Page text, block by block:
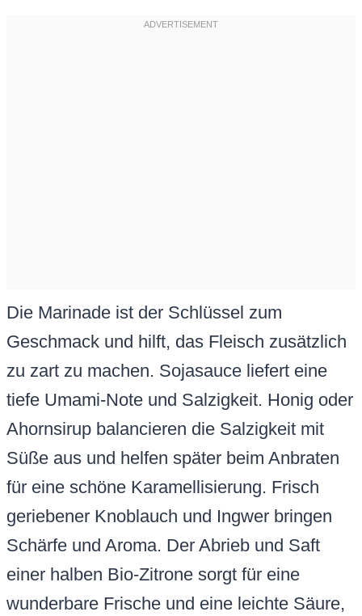
Die Marinade ist der Schlüssel zum
Geschmack und hilft, das Fleisch zusätzlich
zu zart zu machen. Sojasauce liefert eine
tiefe Umami-Note und Salzigkeit. Honig oder
Ahornsirup balancieren die Salzigkeit mit
Süße aus und helfen später beim Anbraten
für eine schöne Karamellisierung. Frisch
geriebener Knoblauch und Ingwer bringen
Schärfe und Aroma. Der Abrieb und Saft
einer halben Bio-Zitrone sorgt für eine
wunderbare Frische und eine leichte Säure,